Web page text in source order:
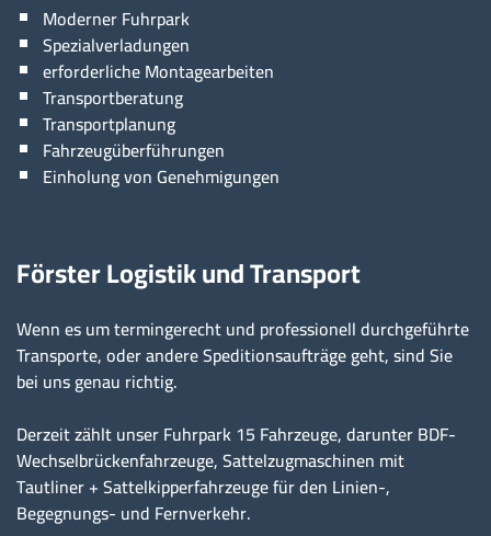
Moderner Fuhrpark
Spezialverladungen
erforderliche Montagearbeiten
Transportberatung
Transportplanung
Fahrzeugüberführungen
Einholung von Genehmigungen
Förster Logistik und Transport
Wenn es um termingerecht und professionell durchgeführte
Transporte, oder andere Speditionsaufträge geht, sind Sie
bei uns genau richtig.
Derzeit zählt unser Fuhrpark 15 Fahrzeuge, darunter BDF-
Wechselbrückenfahrzeuge, Sattelzugmaschinen mit
Tautliner + Sattelkipperfahrzeuge für den Linien-,
Begegnungs- und Fernverkehr.